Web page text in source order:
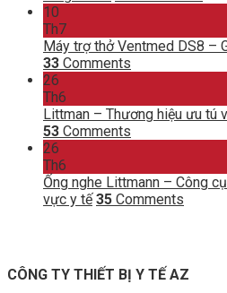
10
Th7
Máy trợ thở Ventmed DS8 –
33 Comments
26
Th6
Littman – Thương hiệu ưu tú
53 Comments
26
Th6
Ống nghe Littmann – Công
vực y tế 35 Comments
CÔNG TY THIẾT BỊ Y TẾ AZ